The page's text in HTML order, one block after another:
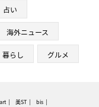
占い
海外ニュース
暮らし グルメ
美ST
bis